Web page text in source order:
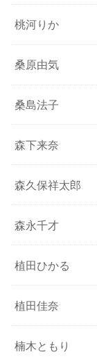
桃河りか
桑原由気
桑島法子
森下来奈
森久保祥太郎
森永千才
植田ひかる
植田佳奈
楠木ともり